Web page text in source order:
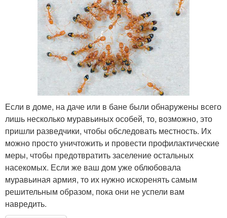
Если в доме, на даче или в бане были обнаружены всего
лишь несколько муравьиных особей, то, возможно, это
пришли разведчики, чтобы обследовать местность. Их
можно просто уничтожить и провести профилактические
меры, чтобы предотвратить заселение остальных
насекомых. Если же ваш дом уже облюбовала
муравьиная армия, то их нужно искоренять самым
решительным образом, пока они не успели вам
навредить.